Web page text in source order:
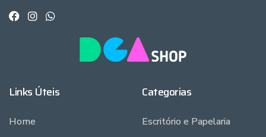
Links Úteis
Home
Categorias
Escritório e Papelaria